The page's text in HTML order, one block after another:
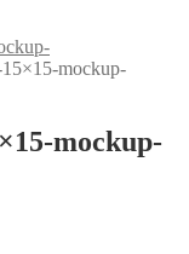
mockup-
mockup-